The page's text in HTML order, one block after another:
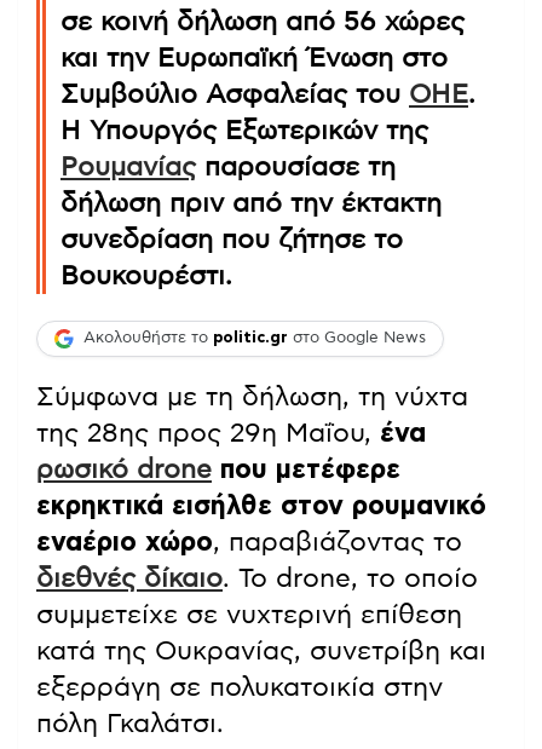
σε κοινή δήλωση από 56 χώρες
και την Ευρωπαϊκή Ένωση στο
Συμβούλιο Ασφαλείας του ΟΗΕ.
Η Υπουργός Εξωτερικών της
Ρουμανίαςπαρουσίασε τη
δήλωση πριν από την έκτακτη
συνεδρίαση που ζήτησε το
Βουκουρέστι.
Ακολουθήστε το politic.gr στο Google News
Σύμφωνα με τη δήλωση, τη νύχτα
της 28ης προς 29η Μαΐου, ένα
ρωσικό drone που μετέφερε
εκρηκτικά εισήλθε στον ρουμανικό
εναέριο χώρο, παραβιάζοντας το
διεθνές δίκαιο. Το drone, το οποίο
συμμετείχε σε νυχτερινή επίθεση
κατά της Ουκρανίας, συνετρίβη και
εξερράγη σε πολυκατοικία στην
πόλη Γκαλάτσι.